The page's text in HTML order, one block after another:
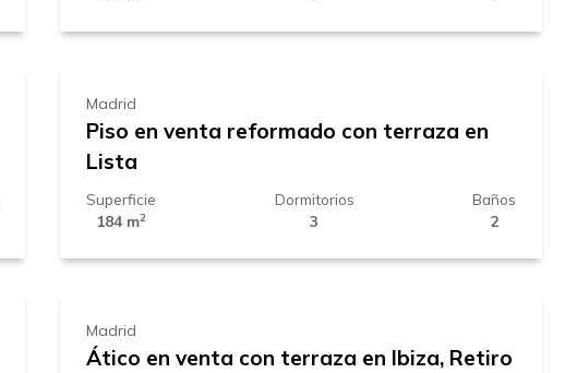
1.899.000 €
Madrid
Piso en venta reformado con terraza en
Lista
Superficie
184 m2
Dormitorios
3
Baños
2
1.899.000 €
Madrid
Ático en venta con terraza en Ibiza, Retiro